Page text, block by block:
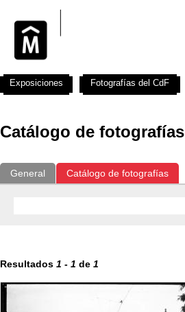
Catálogo de fotografías
General Catálogo de fotografías
Resultados 1 - 1 de 1
Exposiciones Fotografías del CdF